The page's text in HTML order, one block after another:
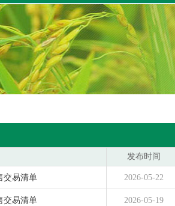
湖北粮网:湖北粮网
发布时间
交易清单 2026-05-22
交易清单 2026-05-19